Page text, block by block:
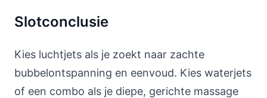
Slotconclusie
Kies luchtjets als je zoekt naar zachte
bubbelontspanning en eenvoud. Kies waterjets
of een combo als je diepe, gerichte massage